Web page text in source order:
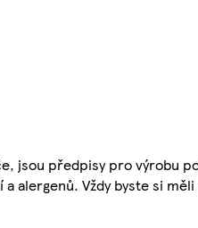
jsou předpisy pro výrobu
alergenů. Vždy byste si